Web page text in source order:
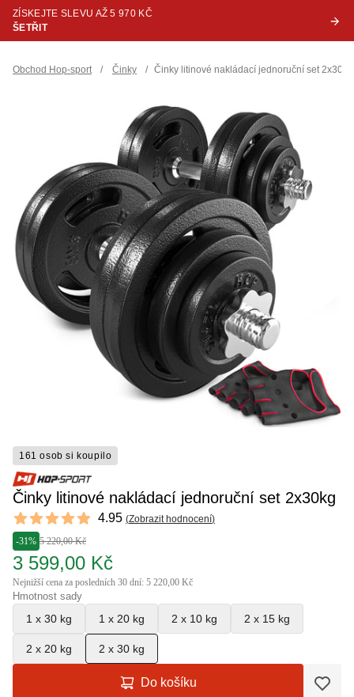
ZÍSKEJTE SLEVU AŽ 5 970 KČ
ŠETŘIT
Obchod Hop-sport / Činky / Činky litinové nakládací jednoruční set 2x30kg
161 osob si koupilo
Činky litinové nakládací jednoruční set 2x30kg
Reviews
4.95 out of 5 stars 4.95 (Zobrazit hodnocení)
-31% 5 220,00 Kč
3 599,00 Kč
Nejnižší cena za posledních 30 dní: 5 220,00 Kč
Hmotnost sady
1 x 30 kg 1 x 20 kg 2 x 10 kg 2 x 15 kg
2 x 20 kg 2 x 30 kg
Do košíku